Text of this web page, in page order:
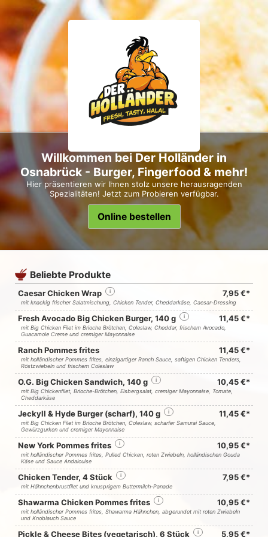
Willkommen bei Der Holländer in
Osnabrück - Burger, Fingerfood & mehr!
Hier präsentieren wir Ihnen stolz unsere herausragenden
Spezialitäten! Jetzt zum Probieren verfügbar.
Online bestellen
Beliebte Produkte
Caesar Chicken Wrap i 7,95 €*
mit knackig frischer Salatmischung, Chicken Tender, Cheddarkäse, Caesar-Dressing
Fresh Avocado Big Chicken Burger, 140 g i 11,45 €*
mit Big Chicken Filet im Brioche Brötchen, Coleslaw, Cheddar, frischem Avocado,
Guacamole Creme und cremiger Mayonnaise
Ranch Pommes frites 11,45 €*
mit holländischer Pommes frites, einzigartiger Ranch Sauce, saftigen Chicken Tenders,
Röstzwiebeln und frischem Coleslaw
O.G. Big Chicken Sandwich, 140 g i 10,45 €*
mit Big Chickenfilet, Brioche-Brötchen, Eisbergsalat, cremiger Mayonnaise, Tomate,
Cheddarkäse
Jeckyll & Hyde Burger (scharf), 140 g i 11,45 €*
mit Big Chicken Filet im Brioche Brötchen, Coleslaw, scharfer Samurai Sauce,
Gewürzgurken und cremiger Mayonnaise
New York Pommes frites i 10,95 €*
mit holländischer Pommes frites, Pulled Chicken, roten Zwiebeln, holländischen Gouda
Käse und Sauce Andalouise
Chicken Tender, 4 Stück i 7,95 €*
mit Hähnchenbrustfilet und knusprigem Buttermilch-Panade
Shawarma Chicken Pommes frites i 10,95 €*
mit holländischer Pommes frites, Shawarma Hähnchen, abgerundet mit roten Zwiebeln
und Knoblauch Sauce
Pickle & Cheese Bites (vegetarisch), 6 Stück i 5,95 €*